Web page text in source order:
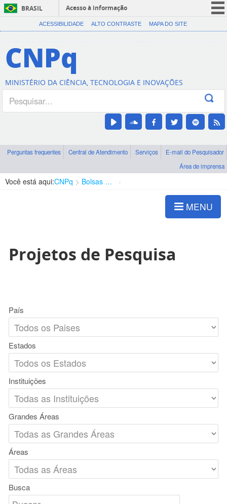
BRASIL
Acesso à informação
CORONAVÍRUS (COVID-19)
Canais
ACESSIBILIDADE ALTO CONTRASTE MAPA DO SITE
CNPq
MINISTÉRIO DA CIÊNCIA, TECNOLOGIA E INOVAÇÕES
Perguntas frequentes Central de Atendimento Serviços
E-mail do Pesquisador
Área de imprensa
Você está aqui:CNPq Bolsas e Auxílios Vigentes
MENU
Projetos de Pesquisa
País
Estados
Instituições
Grandes Áreas
Áreas
Busca